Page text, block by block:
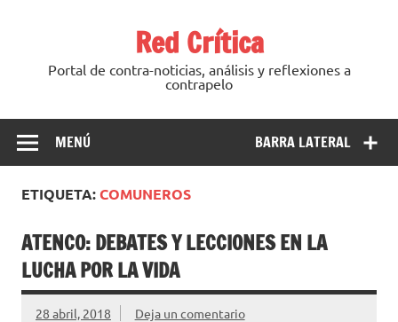
Red Crítica
Portal de contra-noticias, análisis y reflexiones a
contrapelo
BARRA LATERAL
MENÚ
ETIQUETA:COMUNEROS
ATENCO: DEBATES Y LECCIONES EN LA
LUCHA POR LA VIDA
28 abril, 2018 Deja un comentario